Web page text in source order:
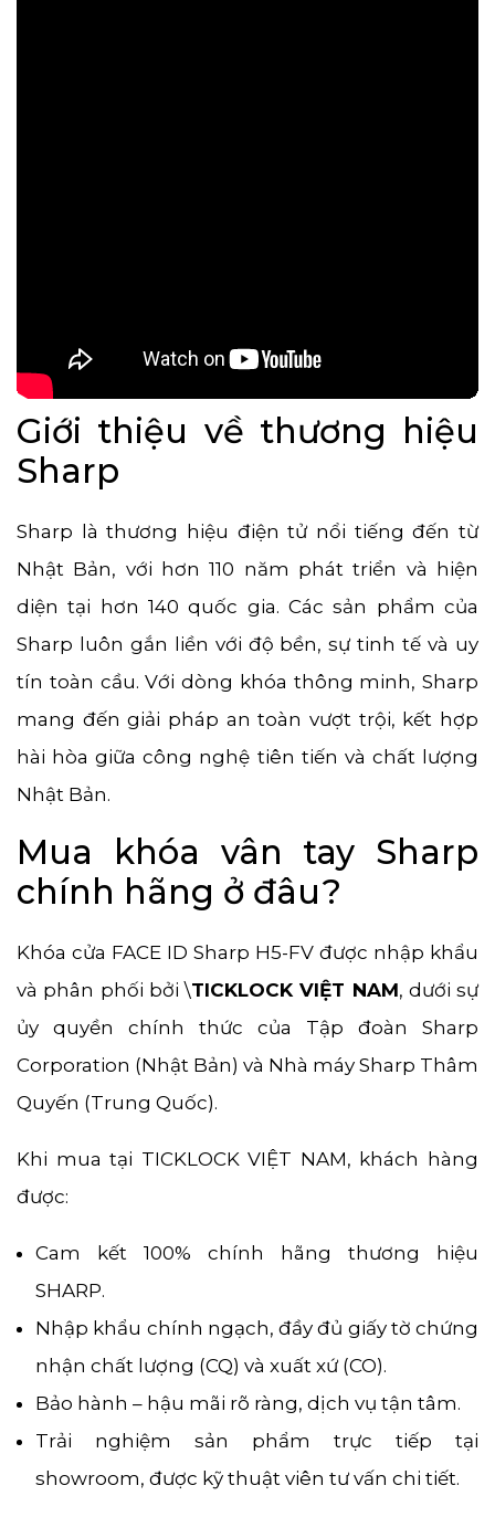
Giới thiệu về thương hiệu
Sharp
Sharp là thương hiệu điện tử nổi tiếng đến từ
Nhật Bản, với hơn 110 năm phát triển và hiện
diện tại hơn 140 quốc gia. Các sản phẩm của
Sharp luôn gắn liền với độ bền, sự tinh tế và uy
tín toàn cầu. Với dòng khóa thông minh, Sharp
mang đến giải pháp an toàn vượt trội, kết hợp
hài hòa giữa công nghệ tiên tiến và chất lượng
Nhật Bản.
Mua khóa vân tay Sharp
chính hãng ở đâu?
Khóa cửa FACE ID Sharp H5-FV được nhập khẩu
và phân phối bởi \TICKLOCK VIỆT NAM, dưới sự
ủy quyền chính thức của Tập đoàn Sharp
Corporation (Nhật Bản) và Nhà máy Sharp Thâm
Quyến (Trung Quốc).
Khi mua tại TICKLOCK VIỆT NAM, khách hàng
được:
Cam kết 100% chính hãng thương hiệu
SHARP.
Nhập khẩu chính ngạch, đầy đủ giấy tờ chứng
nhận chất lượng (CQ) và xuất xứ (CO).
Bảo hành – hậu mãi rõ ràng, dịch vụ tận tâm.
Trải nghiệm sản phẩm trực tiếp tại
showroom, được kỹ thuật viên tư vấn chi tiết.